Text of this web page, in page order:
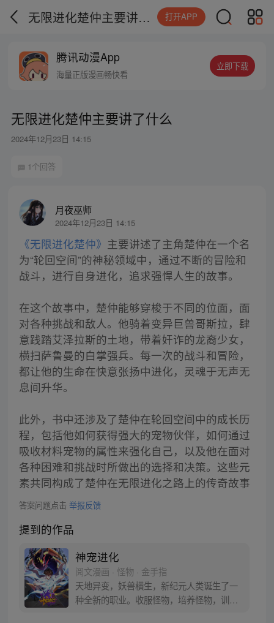
无限进化楚仲主要讲了什么 打开APP
腾讯动漫App
海量正版漫画畅快看
立即下载
无限进化楚仲主要讲了什么
2024年12月23日 14:15
1个回答
月夜巫师
2024年12月23日 14:15
《无限进化楚仲》 主要讲述了主角楚仲在一个名
为“轮回空间”的神秘领域中，通过不断的冒险和
战斗，进行自身进化，追求强悍人生的故事。
在这个故事中，楚仲能够穿梭于不同的位面，面
对各种挑战和敌人。他骑着变异巨兽哥斯拉，肆
意践踏艾泽拉斯的土地，带着奸诈的龙裔少女，
横扫萨鲁曼的白掌强兵。每一次的战斗和冒险，
都让他的生命在快意张扬中进化，灵魂于无声无
息间升华。
此外，书中还涉及了楚仲在轮回空间中的成长历
程，包括他如何获得强大的宠物伙伴，如何通过
吸收材料宠物的属性来强化自己，以及他在面对
各种困难和挑战时所做出的选择和决策。这些元
素共同构成了楚仲在无限进化之路上的传奇故事
答案问题点击 举报反馈
提到的作品
神宠进化
阅文漫画 · 怪物 · 金手指
天地异变，妖兽横生，新纪元人类诞生了一
种全新的职业。收服怪物，培养怪物，训练